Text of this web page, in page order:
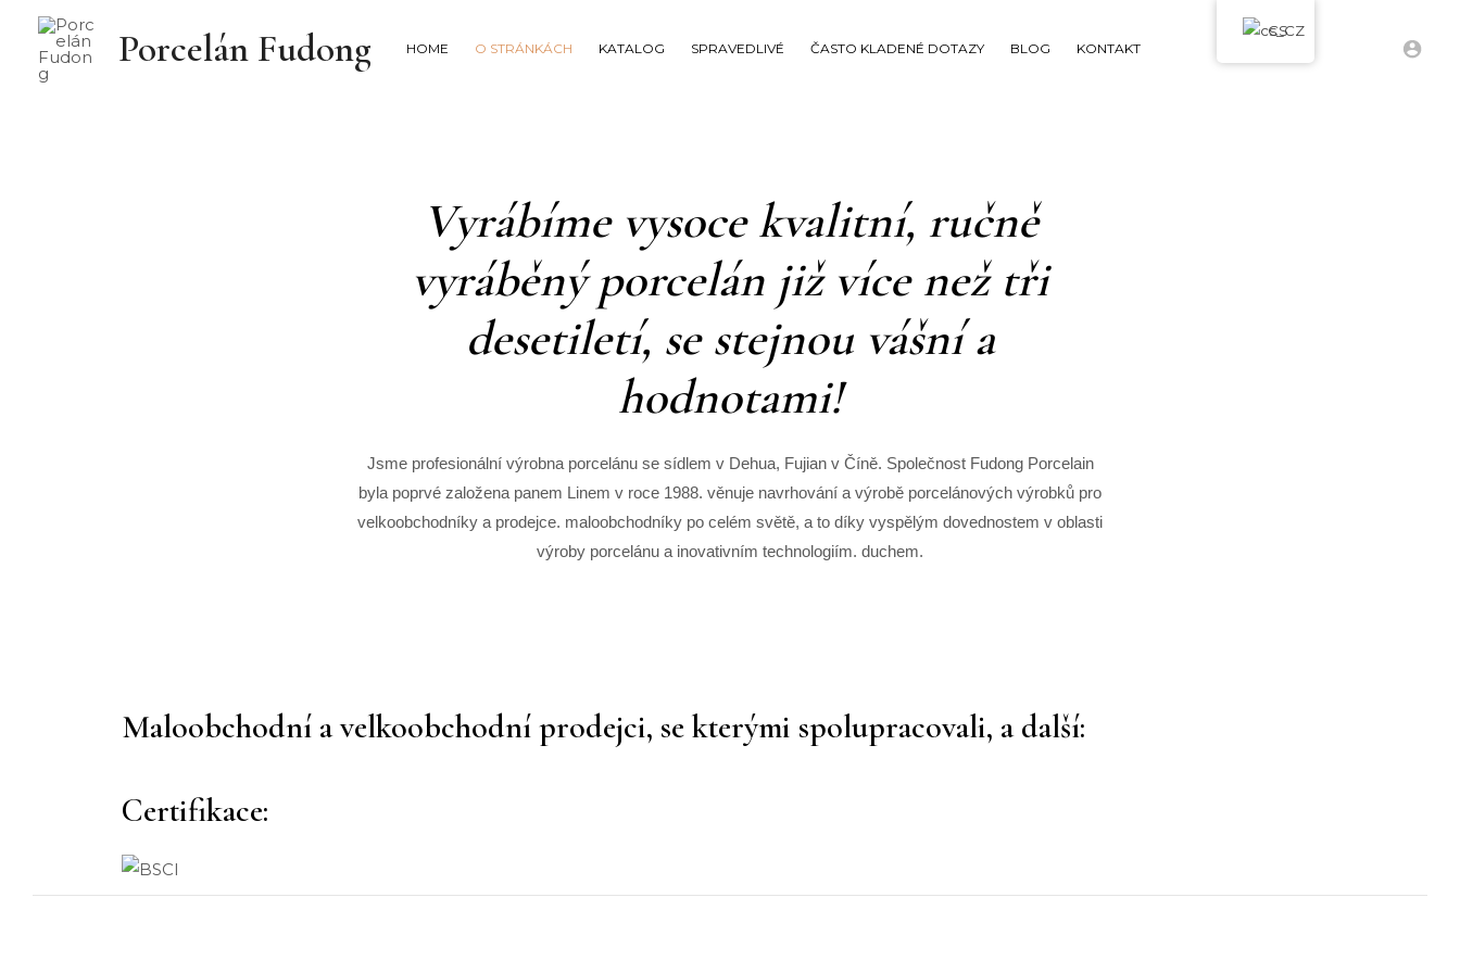
Porcelán Fudong HOME O STRÁNKÁCH KATALOG SPRAVEDLIVÉ ČASTO KLADENÉ DOTAZY BLOG KONTAKT
Vyrábíme vysoce kvalitní, ručně
vyráběný porcelán již více než tři
desetiletí, se stejnou vášní a
hodnotami!
Jsme profesionální výrobna porcelánu se sídlem v Dehua, Fujian v Číně. Společnost Fudong Porcelain
byla poprvé založena panem Linem v roce 1988. věnuje navrhování a výrobě porcelánových výrobků pro
velkoobchodníky a prodejce. maloobchodníky po celém světě, a to díky vyspělým dovednostem v oblasti
výroby porcelánu a inovativním technologiím. duchem.
Maloobchodní a velkoobchodní prodejci, se kterými spolupracovali, a další:
Certifikace:
CS